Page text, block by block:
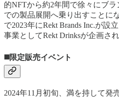
的NFTから約2年間で徐々にブ
での製品展開へ乗り出すことに
で2023年にRekt Brands Inc.が設
事業としてRekt Drinksが企画され
◼️限定販売イベント
2024年11月初旬、満を持して発